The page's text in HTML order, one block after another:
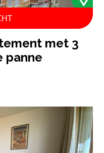
panne